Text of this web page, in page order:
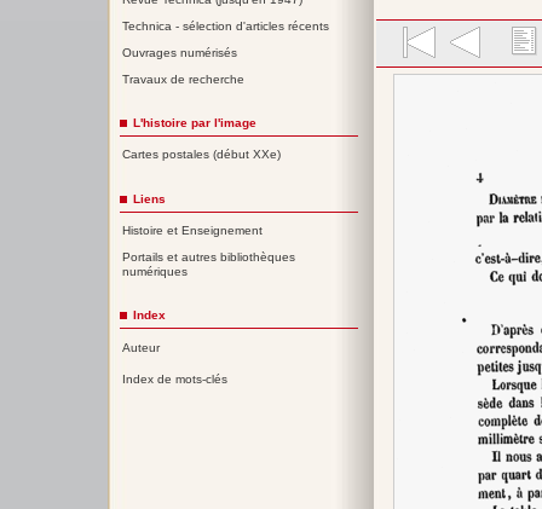
Technica - sélection d'articles récents
Ouvrages numérisés
Travaux de recherche
L'histoire par l'image
Cartes postales (début XXe)
Liens
Histoire et Enseignement
Portails et autres bibliothèques
numériques
Index
Auteur
Index de mots-clés